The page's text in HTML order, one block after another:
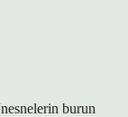
burun